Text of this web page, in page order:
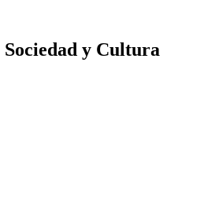
Sociedad y Cultura